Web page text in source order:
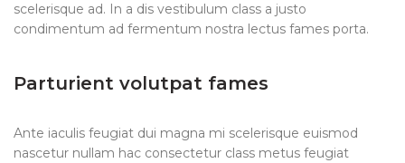
scelerisque ad. In a dis vestibulum class a justo
condimentum ad fermentum nostra lectus fames porta.
Parturient volutpat fames
Ante iaculis feugiat dui magna mi scelerisque euismod
nascetur nullam hac consectetur class metus feugiat